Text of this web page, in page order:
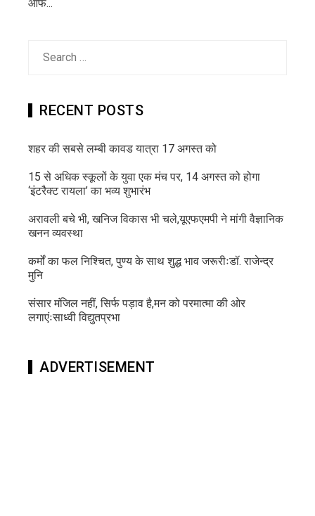
ऑफ...
RECENT POSTS
शहर की सबसे लम्बी कावड यात्रा 17 अगस्त को
15 से अधिक स्कूलों के युवा एक मंच पर, 14 अगस्त को होगा
‘इंटरैक्ट रायला’ का भव्य शुभारंभ
अरावली बचे भी, खनिज विकास भी चले,यूएफएमपी ने मांगी वैज्ञानिक
खनन व्यवस्था
कर्मों का फल निश्चित, पुण्य के साथ शुद्ध भाव जरूरीःडॉ. राजेन्द्र
मुनि
संसार मंजिल नहीं, सिर्फ पड़ाव है,मन को परमात्मा की ओर
लगाएंःसाध्वी विद्युतप्रभा
ADVERTISEMENT